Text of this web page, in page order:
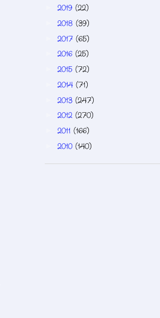
2019 (22)
2018 (39)
2017 (65)
2016 (25)
2015 (72)
2014 (71)
2013 (247)
2012 (270)
2011 (166)
2010 (140)